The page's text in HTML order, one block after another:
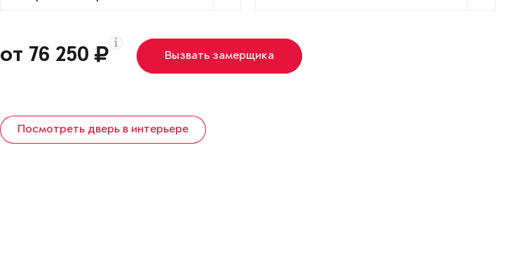
от 76 250 Вызвать замерщика
Посмотреть дверь в интерьере